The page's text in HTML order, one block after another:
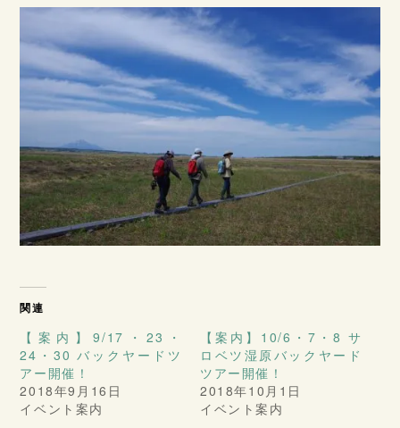
関連
【案内】9/17・23・
24・30 バックヤードツ
アー開催！
2018年9月16日
イベント案内
【案内】10/6・7・8 サ
ロベツ湿原バックヤード
ツアー開催！
2018年10月1日
イベント案内